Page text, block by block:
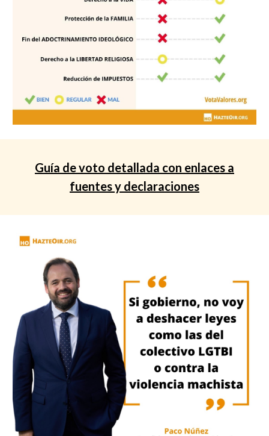
Guía de voto detallada con enlaces a
fuentes y declaraciones